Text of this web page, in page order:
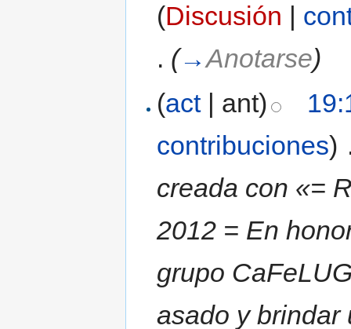
(Discusión |
. (→Anotarse)
(act| ant)
contribuciones)
creada con «=
2012 = En
grupo
asado y brindar